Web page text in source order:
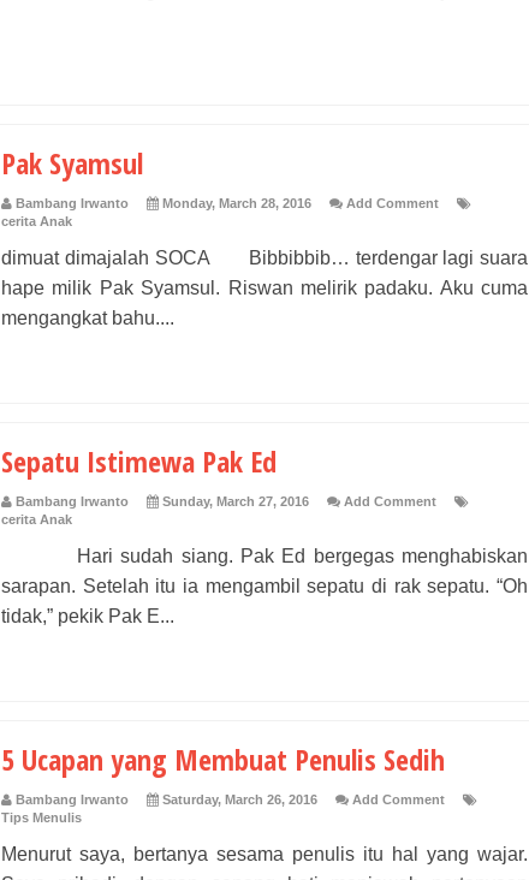
Pak Syamsul
Bambang Irwanto Monday, March 28, 2016
Add Comment
cerita Anak
dimuat dimajalah SOCA Bibbibbib… terdengar lagi suara
hape milik Pak Syamsul. Riswan melirik padaku. Aku cuma
mengangkat bahu....
Sepatu Istimewa Pak Ed
Bambang Irwanto Sunday, March 27, 2016
Add Comment
cerita Anak
Hari sudah siang. Pak Ed bergegas menghabiskan
sarapan. Setelah itu ia mengambil sepatu di rak sepatu. “Oh
tidak,” pekik Pak E...
5 Ucapan yang Membuat Penulis Sedih
Bambang Irwanto Saturday, March 26, 2016
Add Comment
Tips Menulis
Menurut saya, bertanya sesama penulis itu hal yang wajar.